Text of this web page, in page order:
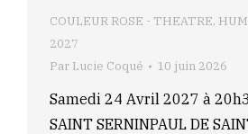
COULEUR ROSE - THEATRE,
2027
Par Lucie Coqué 10 juin 2026
Samedi 24 Avril 2027 à
SAINT SERNINPAUL DE